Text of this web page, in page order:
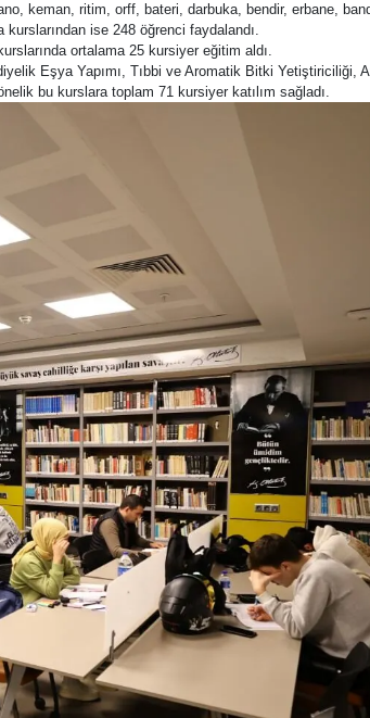
keman, ritim, orff, bateri, darbuka, bendir, erbane,
ise 248 öğrenci faydalandı.
ortalama 25 kursiyer eğitim aldı.
Eşya Yapımı, Tıbbi ve Aromatik Bitki Yetiştiriciliği,
bu kurslara toplam 71 kursiyer katılım sağladı.